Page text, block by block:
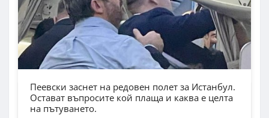
Пеевски заснет на редовен полет за Истанбул.
Остават въпросите кой плаща и каква е целта
на пътуването.